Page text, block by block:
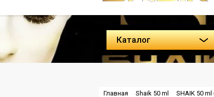
Каталог
Главная Shaik 50 ml SHAIK 50